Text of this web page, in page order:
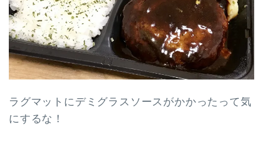
ラグマットにデミグラスソースがかかったって気
にするな！